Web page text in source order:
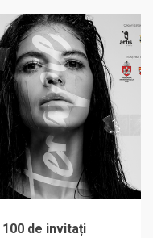
de invitați